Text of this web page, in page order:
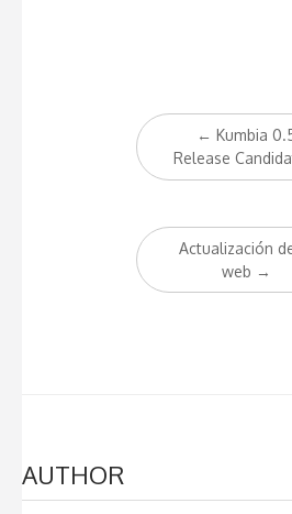
navigation
← Kumbia
Release
Actualización
web →
AUTHOR